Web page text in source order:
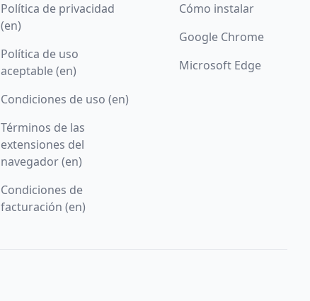
Política de privacidad
(en)
Política de uso
aceptable (en)
Condiciones de uso (en)
Términos de las
extensiones del
navegador (en)
Condiciones de
facturación (en)
Cómo instalar
Google Chrome
Microsoft Edge